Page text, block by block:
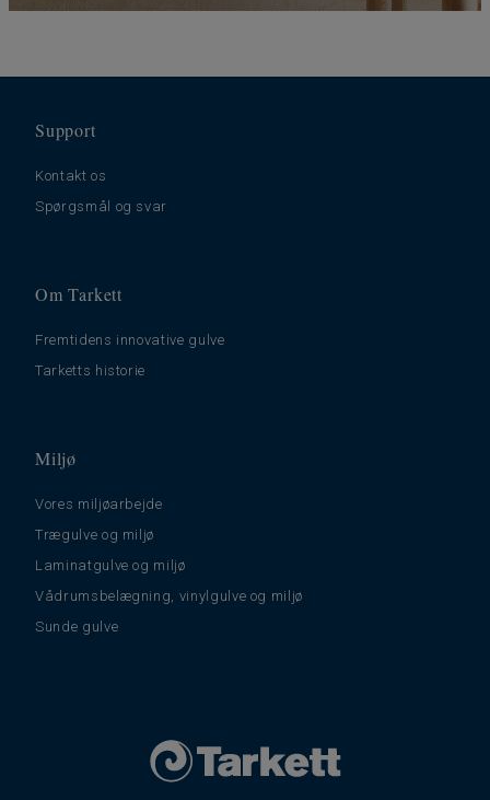
Support
Kontakt os
Spørgsmål og svar
Om Tarkett
Fremtidens innovative gulve
Tarketts historie
Miljø
Vores miljøarbejde
Trægulve og miljø
Laminatgulve og miljø
Vådrumsbelægning, vinylgulve og miljø
Sunde gulve